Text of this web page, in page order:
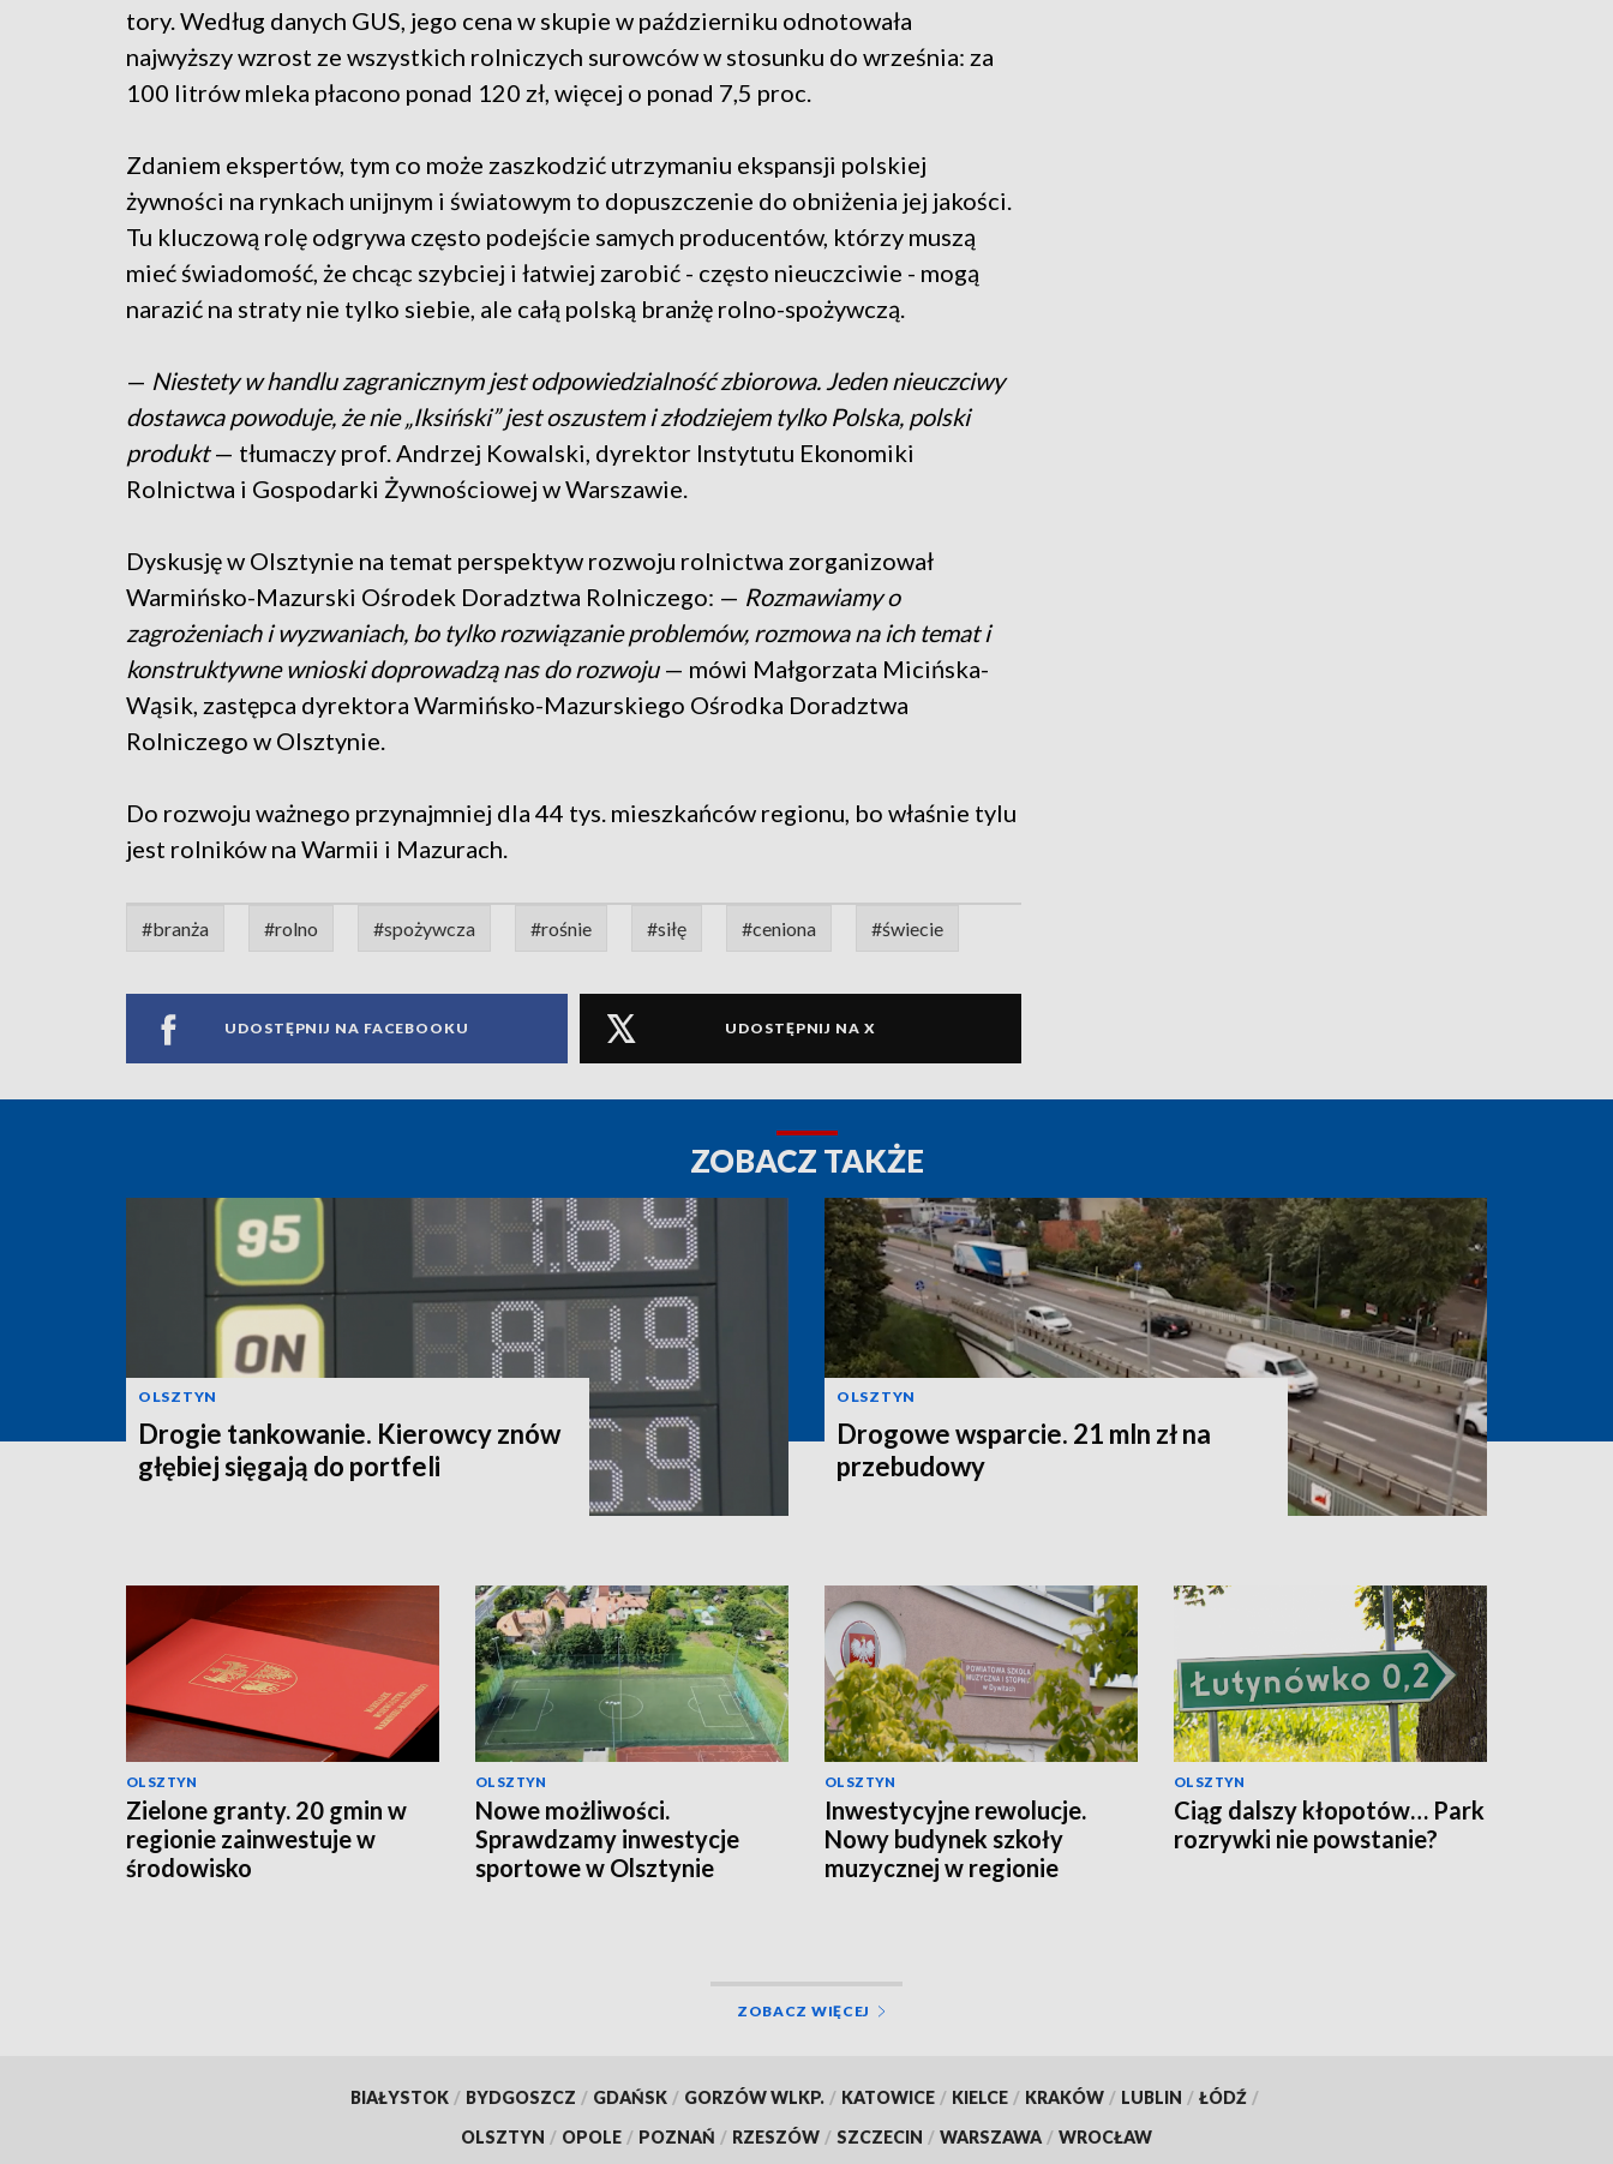
tory. Według danych GUS, jego cena w skupie w październiku odnotowała
najwyższy wzrost ze wszystkich rolniczych surowców w stosunku do września: za
100 litrów mleka płacono ponad 120 zł, więcej o ponad 7,5 proc.
Zdaniem ekspertów, tym co może zaszkodzić utrzymaniu ekspansji polskiej
żywności na rynkach unijnym i światowym to dopuszczenie do obniżenia jej jakości.
Tu kluczową rolę odgrywa często podejście samych producentów, którzy muszą
mieć świadomość, że chcąc szybciej i łatwiej zarobić - często nieuczciwie - mogą
narazić na straty nie tylko siebie, ale całą polską branżę rolno-spożywczą.
— Niestety w handlu zagranicznym jest odpowiedzialność zbiorowa. Jeden nieuczciwy
dostawca powoduje, że nie „Iksiński” jest oszustem i złodziejem tylko Polska, polski
produkt— tłumaczy prof. Andrzej Kowalski, dyrektor Instytutu Ekonomiki
Rolnictwa i Gospodarki Żywnościowej w Warszawie.
Dyskusję w Olsztynie na temat perspektyw rozwoju rolnictwa zorganizował
Warmińsko-Mazurski Ośrodek Doradztwa Rolniczego: — Rozmawiamy o
zagrożeniach i wyzwaniach, bo tylko rozwiązanie problemów, rozmowa na ich temat i
konstruktywne wnioski doprowadzą nas do rozwoju— mówi Małgorzata Micińska-
Wąsik, zastępca dyrektora Warmińsko-Mazurskiego Ośrodka Doradztwa
Rolniczego w Olsztynie.
Do rozwoju ważnego przynajmniej dla 44 tys. mieszkańców regionu, bo właśnie tylu
jest rolników na Warmii i Mazurach.
#branża #rolno #spożywcza #rośnie #siłę #ceniona #świecie
UDOSTĘPNIJ NA FACEBOOKU UDOSTĘPNIJ NA X
ZOBACZ TAKŻE
OLSZTYN
Drogie tankowanie. Kierowcy znów
głębiej sięgają do portfeli
OLSZTYN
Drogowe wsparcie. 21 mln zł na
przebudowy
OLSZTYN
Zielone granty. 20 gmin w
regionie zainwestuje w
środowisko
OLSZTYN
Nowe możliwości.
Sprawdzamy inwestycje
sportowe w Olsztynie
OLSZTYN
Inwestycyjne rewolucje.
Nowy budynek szkoły
muzycznej w regionie
OLSZTYN
Ciąg dalszy kłopotów… Park
rozrywki nie powstanie?
ZOBACZ WIĘCEJ
BIAŁYSTOK / BYDGOSZCZ / GDAŃSK / GORZÓW WLKP. / KATOWICE / KIELCE / KRAKÓW / LUBLIN / ŁÓDŹ /
OLSZTYN / OPOLE / POZNAŃ / RZESZÓW / SZCZECIN / WARSZAWA / WROCŁAW